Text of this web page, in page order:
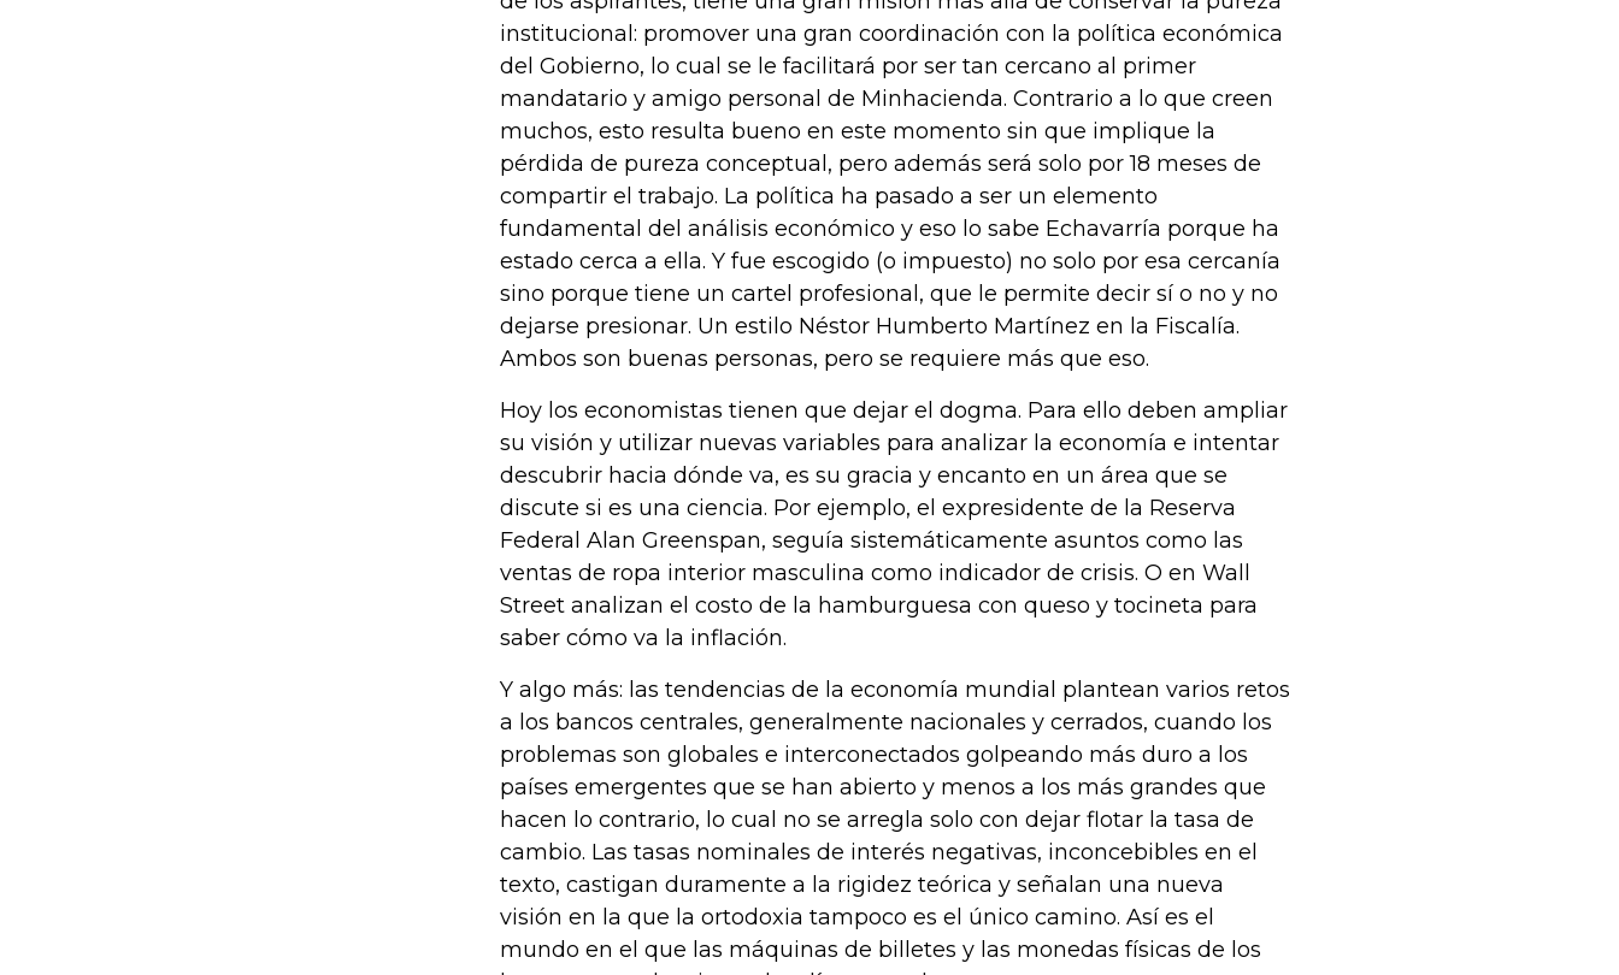
institucional: promover una gran coordinación con la política económica
del Gobierno, lo cual se le facilitará por ser tan cercano al primer
mandatario y amigo personal de Minhacienda. Contrario a lo que creen
muchos, esto resulta bueno en este momento sin que implique la
pérdida de pureza conceptual, pero además será solo por 18 meses de
compartir el trabajo. La política ha pasado a ser un elemento
fundamental del análisis económico y eso lo sabe Echavarría porque ha
estado cerca a ella. Y fue escogido (o impuesto) no solo por esa cercanía
sino porque tiene un cartel profesional, que le permite decir sí o no y no
dejarse presionar. Un estilo Néstor Humberto Martínez en la Fiscalía.
Ambos son buenas personas, pero se requiere más que eso.
Hoy los economistas tienen que dejar el dogma. Para ello deben ampliar
su visión y utilizar nuevas variables para analizar la economía e intentar
descubrir hacia dónde va, es su gracia y encanto en un área que se
discute si es una ciencia. Por ejemplo, el expresidente de la Reserva
Federal Alan Greenspan, seguía sistemáticamente asuntos como las
ventas de ropa interior masculina como indicador de crisis. O en Wall
Street analizan el costo de la hamburguesa con queso y tocineta para
saber cómo va la inflación.
Y algo más: las tendencias de la economía mundial plantean varios retos
a los bancos centrales, generalmente nacionales y cerrados, cuando los
problemas son globales e interconectados golpeando más duro a los
países emergentes que se han abierto y menos a los más grandes que
hacen lo contrario, lo cual no se arregla solo con dejar flotar la tasa de
cambio. Las tasas nominales de interés negativas, inconcebibles en el
texto, castigan duramente a la rigidez teórica y señalan una nueva
visión en la que la ortodoxia tampoco es el único camino. Así es el
mundo en el que las máquinas de billetes y las monedas físicas de los